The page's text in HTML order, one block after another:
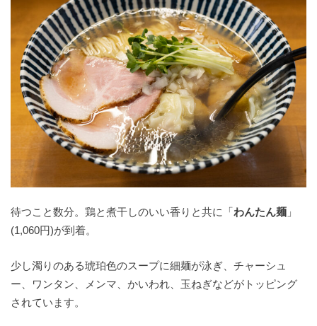
待つこと数分。鶏と煮干しのいい香りと共に「わんたん麺 」
(1,060円)が到着。
少し濁りのある琥珀色のスープに細麺が泳ぎ、チャーシュ
ー、ワンタン、メンマ、かいわれ、玉ねぎなどがトッピング
されています。